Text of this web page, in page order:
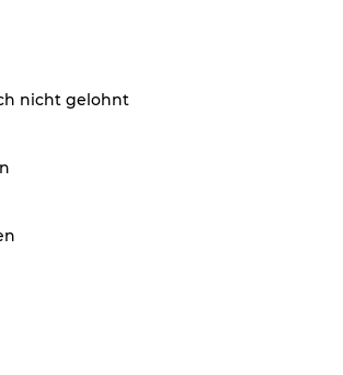
nicht gelohnt